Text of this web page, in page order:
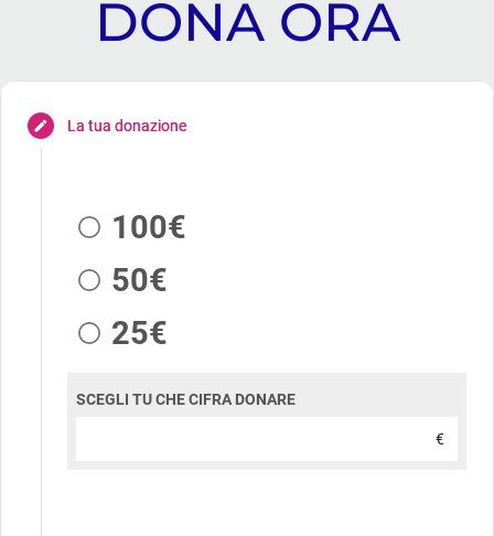
DONA ORA